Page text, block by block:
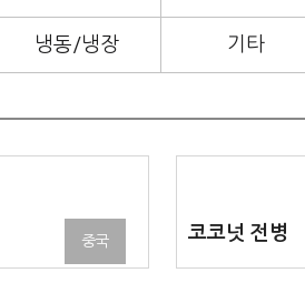
냉동/냉장 기타
코코넛 전병
중국